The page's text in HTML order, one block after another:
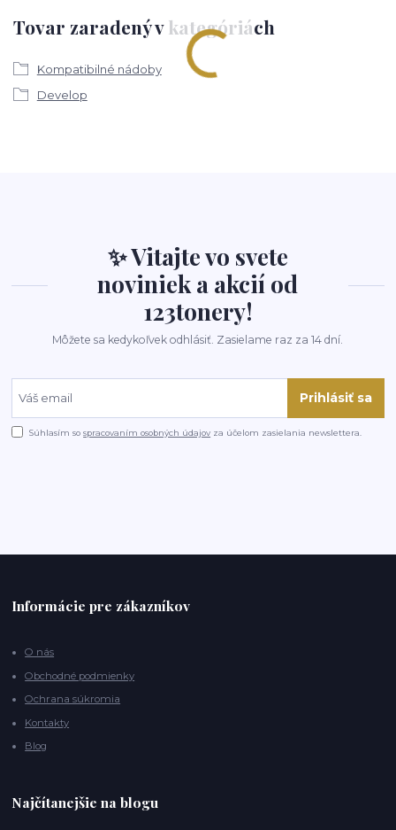
Tovar zaradený v kategóriách
Kompatibilné nádoby
Develop
✨ Vitajte vo svete
noviniek a akcií od
123tonery!
Môžete sa kedykoľvek odhlásiť. Zasielame raz za 14 dní.
Prihlásiť sa
Súhlasím sospracovaním osobných údajov za účelom zasielania newslettera.
Informácie pre zákazníkov
O nás
Obchodné podmienky
Ochrana súkromia
Kontakty
Blog
Najčítanejšie na blogu